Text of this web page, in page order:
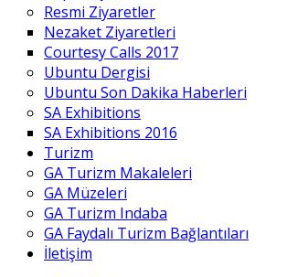
Resmi Ziyaretler
Nezaket Ziyaretleri
Courtesy Calls 2017
Ubuntu Dergisi
Ubuntu Son Dakika Haberleri
SA Exhibitions
SA Exhibitions 2016
Turizm
GA Turizm Makaleleri
GA Müzeleri
GA Turizm Indaba
GA Faydalı Turizm Bağlantıları
İletişim